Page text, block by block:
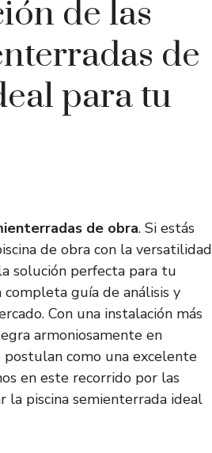
de las
de
para tu
de obra. Si estás
de obra con la versatilidad
solución perfecta para tu
guía de análisis y
Con una instalación más
armoniosamente en
como una excelente
en este recorrido por las
la piscina semienterrada ideal